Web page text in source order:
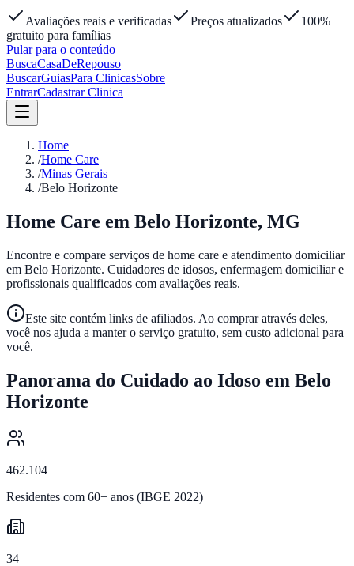
Avaliações reais e verificadas Preços atualizados
100%
gratuito para famílias
Pular para o conteúdo
BuscaCasaDeRepouso
BuscarGuiasPara ClinicasSobre
EntrarCadastrar Clinica
Home
/Home Care
/Minas Gerais
/Belo Horizonte
Home Care em Belo Horizonte, MG
Encontre e compare serviços de home care e atendimento domiciliar
em Belo Horizonte. Cuidadores de idosos, enfermagem domiciliar e
profissionais qualificados com avaliações reais.
Este site contém links de afiliados. Ao comprar através deles,
você nos ajuda a manter o serviço gratuito, sem custo adicional para
você.
Panorama do Cuidado ao Idoso em Belo
Horizonte
462.104
Residentes com 60+ anos (IBGE 2022)
34